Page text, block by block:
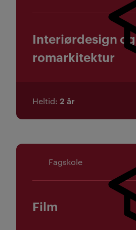
Interiørdesign og
romarkitektur
Heltid 2 år
Film
Fagskole